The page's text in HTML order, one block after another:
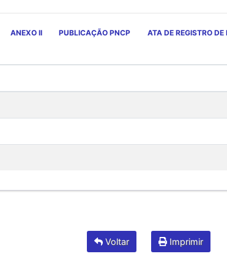
ANEXO II PUBLICAÇÃO PNCP ATA DE REGISTRO DE
Voltar Imprimir